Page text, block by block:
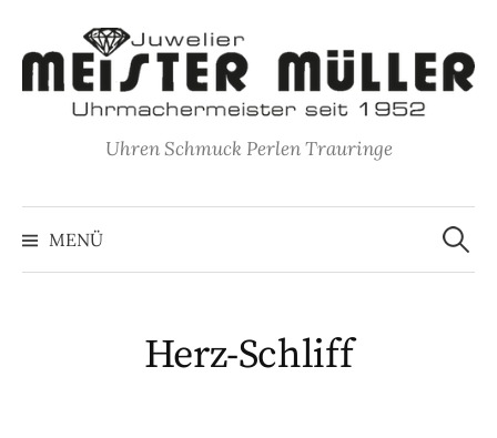
Inhalt
Uhren Schmuck Perlen Trauringe
MENÜ
Suchen
nach:
Herz-Schliff